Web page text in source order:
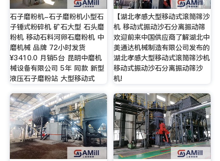
石子磨粉机-石子磨粉机小型石
子锤式粉碎机 矿石大型 石头磨
粉机 移动石料河卵石磨粉机 中
磨机械 品牌 72小时发货
¥3410.0 月销5台 昆明中磨机
械设备有限公司 5年 同款 新型
液压石子磨粉站 大型移动式
【湖北孝感大型移动式滚筒筛沙
机 移动式振动沙石分离振动筛
欢迎前来中国供应商了解湖北中
美通达机械制造有限公司发布的
湖北孝感大型移动式滚筒筛沙机
移动式振动沙石分离振动筛沙
机!